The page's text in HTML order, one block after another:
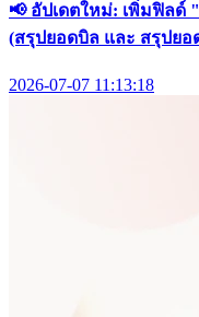
📢 อัปเดตใหม่: เพิ่มฟิลด์
(สรุปยอดบิล และ สรุปยอ
2026-07-07 11:13:18